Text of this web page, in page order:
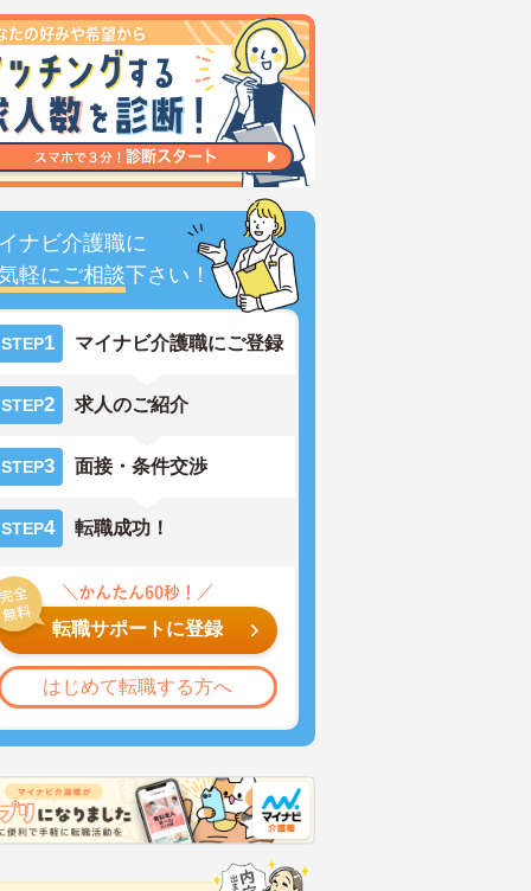
ナビ介護職に
軽にご相談下さい！
STEP1 マイナビ介護職にご登録
STEP2 求人のご紹介
STEP3 面接・条件交渉
STEP4 転職成功！
転職サポートに登録
はじめて転職する方へ